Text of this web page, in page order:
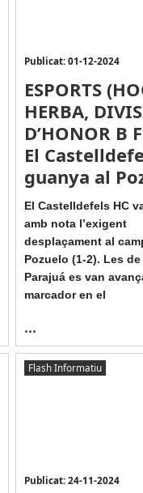
Publicat: 01-12-2024
ESPORTS
HERBA,
D’HONOR B
El
guanya al
El Castelldefels HC
amb nota l’exigent
desplaçament al
Pozuelo (1-2). Les
Parajuá es van
marcador en el
...
Flash Informatiu
Publicat: 24-11-2024